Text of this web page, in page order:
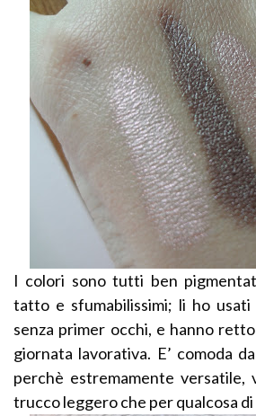
I colori sono tutti ben
tatto e sfumabilissimi; li ho usati
senza primer occhi, e hanno
giornata lavorativa. E’ comoda
perchè estremamente versatile,
trucco leggero che per qualcosa